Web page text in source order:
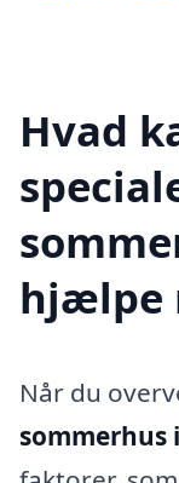
Hvad
hjælpe
Når du
sommerhus